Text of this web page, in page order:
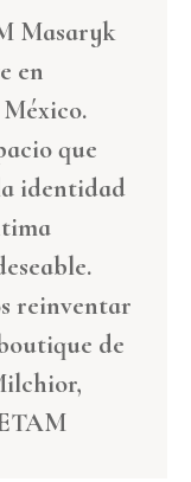
Masaryk
en
que
identidad
reinventar
de